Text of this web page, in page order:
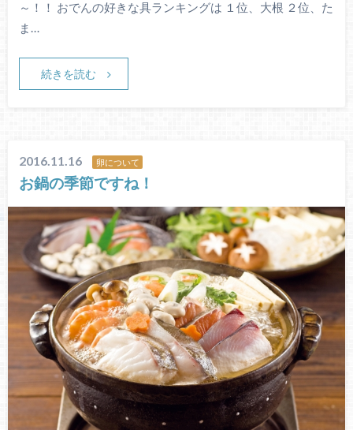
～！！ おでんの好きな具ランキングは １位、大根 ２位、た
ま…
続きを読む
2016.11.16 卵について
お鍋の季節ですね！